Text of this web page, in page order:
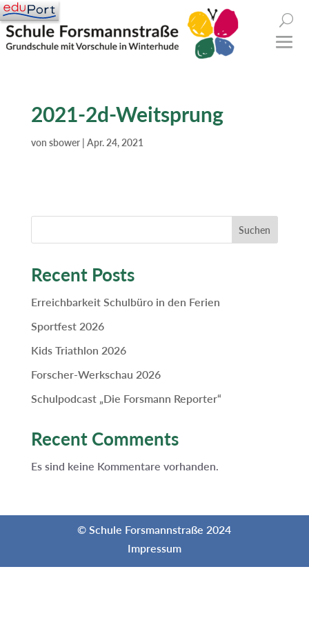
2021-2d-Weitsprung
von sbower| Apr. 24, 2021
Suchen
Recent Posts
Erreichbarkeit Schulbüro in den Ferien
Sportfest 2026
Kids Triathlon 2026
Forscher-Werkschau 2026
Schulpodcast „Die Forsmann Reporter“
Recent Comments
Es sind keine Kommentare vorhanden.
© Schule Forsmannstraße 2024
Impressum